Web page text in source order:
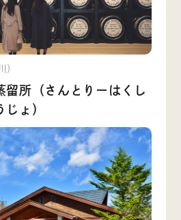
）
留所（さんとりーはくし
ょ）